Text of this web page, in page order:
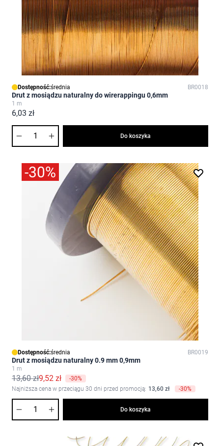
Dostępność:średnia BR0018
Drut z mosiądzu naturalny do wirerappingu 0,6mm
1 m
6,03 zł
Do koszyka
-30%
Dostępność:średnia BR0019
Drut z mosiądzu naturalny 0.9 mm 0,9mm
1 m
13,60 zł9,52 zł
-30%
Najniższa cena w przeciągu 30 dni przed promocją: 13,60 zł -30%
Do koszyka